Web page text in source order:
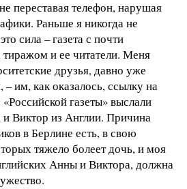
переставая телефон, нарушая
Раньше я никогда не
сила – газета с почти
и ее читатели. Меня
друзья, давно уже
им, как оказалось, ссылку на
газеты» выслали
Виктор из Англии. Причина
в Берлине есть, в свою
тяжело болеет дочь, и моя
Анны и Виктора, должна